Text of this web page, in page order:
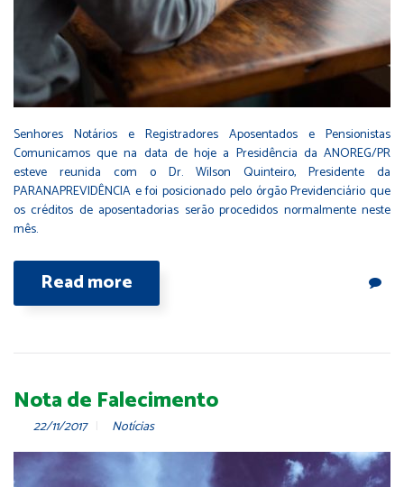
Senhores Notários e Registradores Aposentados e Pensionistas
Comunicamos que na data de hoje a Presidência da ANOREG/PR
esteve reunida com o Dr. Wilson Quinteiro, Presidente da
PARANAPREVIDÊNCIA e foi posicionado pelo órgão Previdenciário que
os créditos de aposentadorias serão procedidos normalmente neste
mês.
Read more
Nota de Falecimento
22/11/2017 Notícias